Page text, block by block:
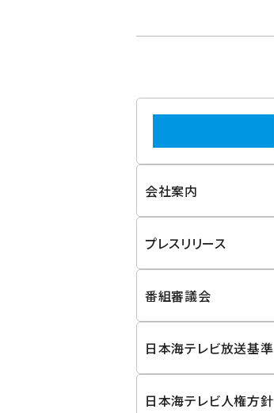
会社案内
プレスリリース
番組審議会
日本海テレビ放送基準
日本海テレビ人権方針